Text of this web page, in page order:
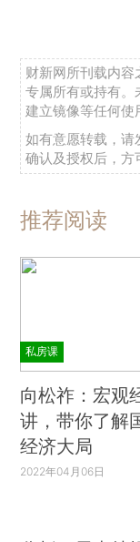
财新网所刊载内容
专属所有或持有。
建立镜像等任何使
如有意愿转载，请
确认及授权后，方
推荐阅读
私房课
向松祚：宏观
讲，带你了解
经济大局
2022年04月06日